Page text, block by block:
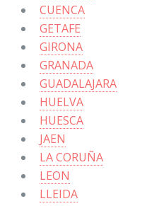
CUENCA
GETAFE
GIRONA
GRANADA
GUADALAJARA
HUELVA
HUESCA
JAEN
LA CORUÑA
LEON
LLEIDA